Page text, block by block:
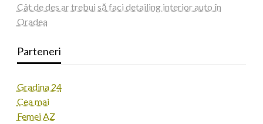
Cât de des ar trebui să faci detailing interior auto în
Oradea
Parteneri
Gradina 24
Cea mai
Femei AZ